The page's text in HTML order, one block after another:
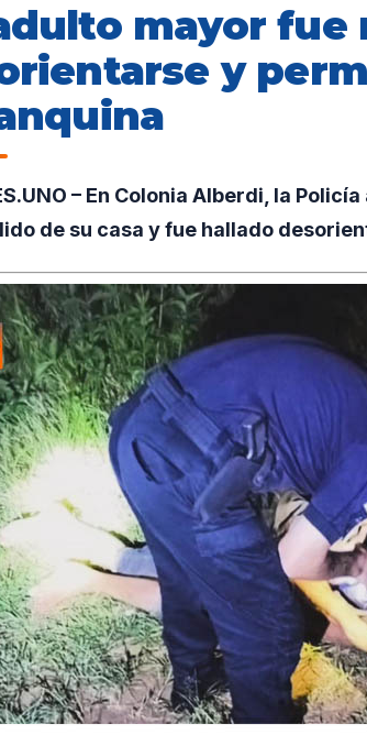
mayor fue
y
– En Colonia Alberdi, la
de su casa y fue hallado